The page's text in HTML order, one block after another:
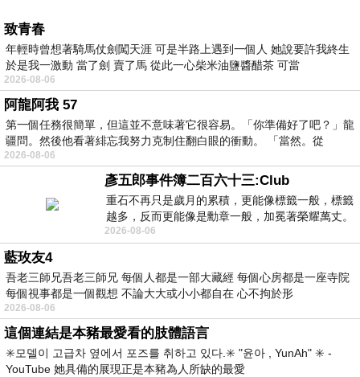
致青春
年輕時曾想著騎馬仗劍闖天涯 可是半路上遇到一個人 她說要許我終生
於是我一激動 當了劍 賣了馬 從此一心柴米油鹽醬醋茶 可當
2026-08-06
阿龍阿我 57
第一個任務很簡單，但這並不意味著它很容易。「你準備好了吧？」龍
疆問。然後他看著緋忘我努力克制住翻白眼的衝動。 「當然。從
2026-08-06
彥五郎事件簿二百六十三:Club
重石不再只是歲月的累積，更能像標籤一般，標籤
越多，反而更能像是勳章一般，加冕著榮耀萬丈。
習慣一如縱容，成了再難輕輕放下的罪證
2026-08-06
藍玫友4
吾老三師兄吾老三師兄 每個人都是一部大藏經 每個心房都是一座寺院
每個視事都是一個觀想 不論大大或小小都自在 心不拘於形
2026-08-06
這個連結是本豬最愛看的肢體語言
✳️모델이 고급차 옆에서 포즈를 취하고 있다.✳️ "윤아 , YunAh" ✳️ -
YouTube 她具備的展現正是本豬為人所缺的最愛